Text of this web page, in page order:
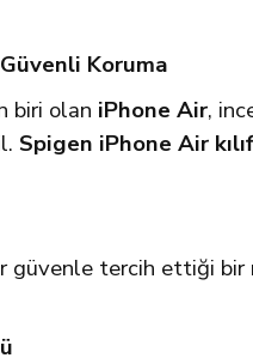
Koruma
biri olan iPhone Air,
Spigen iPhone Air
güvenle tercih ettiği